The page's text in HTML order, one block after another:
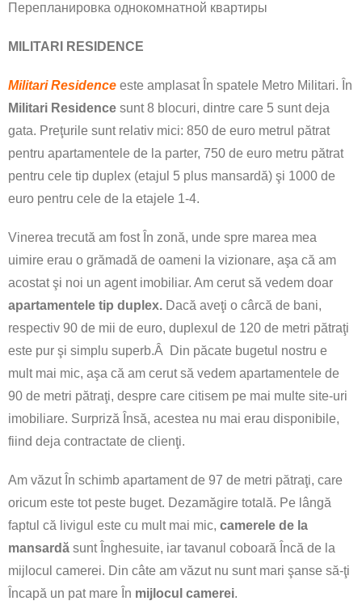
Перепланировка однокомнатной квартиры
MILITARI RESIDENCE
Militari Residence este amplasat În spatele Metro Militari. În
Militari Residence sunt 8 blocuri, dintre care 5 sunt deja
gata. Preţurile sunt relativ mici: 850 de euro metrul pătrat
pentru apartamentele de la parter, 750 de euro metru pătrat
pentru cele tip duplex (etajul 5 plus mansardă) şi 1000 de
euro pentru cele de la etajele 1-4.
Vinerea trecută am fost În zonă, unde spre marea mea
uimire erau o grămadă de oameni la vizionare, aşa că am
acostat şi noi un agent imobiliar. Am cerut să vedem doar
apartamentele tip duplex. Dacă aveţi o cârcă de bani,
respectiv 90 de mii de euro, duplexul de 120 de metri pătraţi
este pur şi simplu superb.Â Din păcate bugetul nostru e
mult mai mic, aşa că am cerut să vedem apartamentele de
90 de metri pătraţi, despre care citisem pe mai multe site-uri
imobiliare. Surpriză Însă, acestea nu mai erau disponibile,
fiind deja contractate de clienţi.
Am văzut În schimb apartament de 97 de metri pătraţi, care
oricum este tot peste buget. Dezamăgire totală. Pe lângă
faptul că livigul este cu mult mai mic, camerele de la
mansardă sunt Înghesuite, iar tavanul coboară Încă de la
mijlocul camerei. Din câte am văzut nu sunt mari şanse să-ţi
Încapă un pat mare În mijlocul camerei.